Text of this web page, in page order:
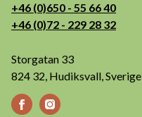
+46 (0)650 - 55 66 40
+46 (0)72 - 229 28 32
Storgatan 33
824 32, Hudiksvall, Sverige